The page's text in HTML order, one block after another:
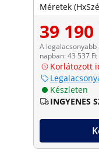
Méretek
39
A
napban: 43 537 Ft
Korlátozott
Készleten
INGYENES